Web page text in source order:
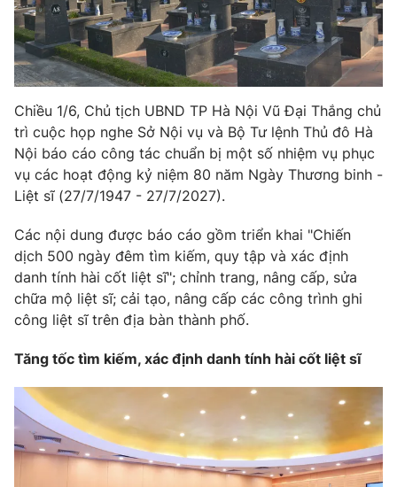
Hậu trường
Nhân vật
Khán giả
Giải sao mai
Điện ảnh
Âm nhạc
Đời sống
Du lịch
Làm đẹp
Chất lượng cuộc sống
Giáo dục
Tuyển sinh
Học trực tuyến
Công nghệ
Hitech Công nghệ tương lai
Thị trường
Tư vấn
Giao lưu trực tuyến
Lịch phát sóng
Chuyên mục khác
Photo Infographic
Video Shorts video
Chiều 1/6, Chủ tịch UBND TP Hà Nội Vũ Đại Thắng chủ
trì cuộc họp nghe Sở Nội vụ và Bộ Tư lệnh Thủ đô Hà
Nội báo cáo công tác chuẩn bị một số nhiệm vụ phục
vụ các hoạt động kỷ niệm 80 năm Ngày Thương binh -
Liệt sĩ (27/7/1947 - 27/7/2027).
Các nội dung được báo cáo gồm triển khai "Chiến
dịch 500 ngày đêm tìm kiếm, quy tập và xác định
danh tính hài cốt liệt sĩ"; chỉnh trang, nâng cấp, sửa
chữa mộ liệt sĩ; cải tạo, nâng cấp các công trình ghi
công liệt sĩ trên địa bàn thành phố.
Tăng tốc tìm kiếm, xác định danh tính hài cốt liệt sĩ